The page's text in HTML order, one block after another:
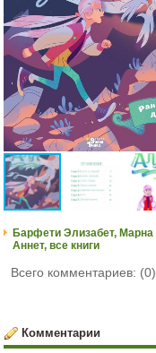
Барфети Элизабет, Марна
Аннет, все книги
Всего комментариев: (0)
Комментарии